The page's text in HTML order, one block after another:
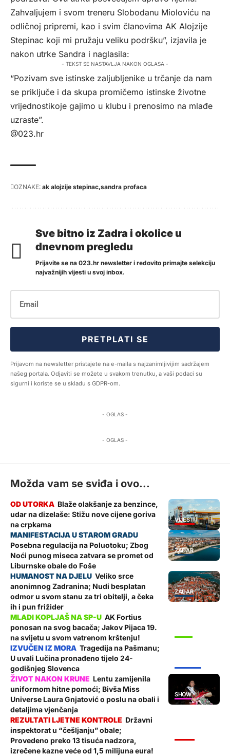
Zahvaljujem i svom treneru Slobodanu Mioloviću na
odličnoj pripremi, kao i svim članovima AK Alojzije
Stepinac koji mi pružaju veliku podršku”, izjavila je
nakon utrke Sandra i naglasila:
- TEKST SE NASTAVLJA NAKON OGLASA -
“Pozivam sve istinske zaljubljenike u trčanje da nam
se priključe i da skupa promičemo istinske životne
vrijednostikoje gajimo u klubu i prenosimo na mlađe
uzraste”.
@023.hr
OZNAKE: ak alojzije stepinac sandra profaca
Sve bitno iz Zadra i okolice u
dnevnom pregledu
Prijavite se na 023.hr newsletter i redovito primajte selekciju
najvažnijih vijesti u svoj inbox.
PRETPLATI SE
Prijavom na newsletter pristajete na e-maila s najzanimljivijim sadržajem
našeg portala. Odjaviti se možete u svakom trenutku, a vaši podaci su
sigurni i koriste se u skladu s GDPR-om.
- OGLAS -
- OGLAS -
Možda vam se sviđa i ovo...
VIJESTI
Blaže olakšanje za benzince,
udar na dizelaše: Stižu nove cijene goriva
na crpkama
ZADAR
Posebna regulacija na Poluotoku; Zbog
Noći punog miseca zatvara se promet od
Liburnske obale do Foše
ZADAR
Veliko srce
anonimnog Zadranina; Nudi besplatan
odmor u svom stanu za tri obitelji, a čeka
ih i pun frižider
AK Fortius
ponosan na svog bacača; Jakov Pijaca 19.
na svijetu u svom vatrenom krštenju!
Tragedija na Pašmanu;
U uvali Lučina pronađeno tijelo 24-
godišnjeg Slovenca
SHOW
Lentu zamijenila
uniformom hitne pomoći; Bivša Miss
Universe Laura Gnjatović o poslu na obali i
detaljima vjenčanja
Državni
inspektorat u “češljanju” obale;
Provedeno preko 13 tisuća nadzora,
izrečene kazne veće od 1,5 milijuna eura!